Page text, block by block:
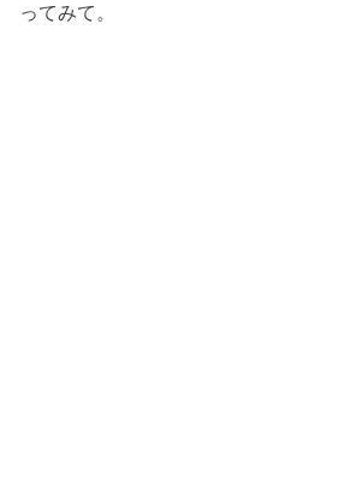
ってみて。